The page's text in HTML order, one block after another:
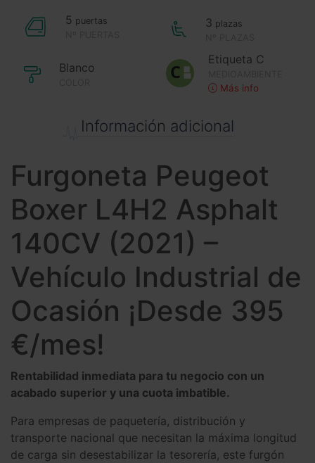
5 puertas
3 plazas
Blanco
Etiqueta C
Más info
Información adicional
Furgoneta Peugeot
Boxer L4H2 Asphalt
140CV (2021) –
Vehículo Industrial de
Ocasión ¡Desde 395
€/mes!
Rentabilidad inmediata para tu negocio con un
acabado superior y una cuota imbatible.
Para empresas de paquetería, distribución y
transporte nacional que necesitan la máxima longitud
de carga sin desestabilizar la tesorería, este furgón